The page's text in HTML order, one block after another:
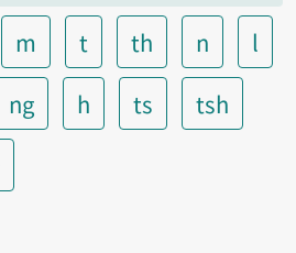
m t th n
l
ng h ts
tsh